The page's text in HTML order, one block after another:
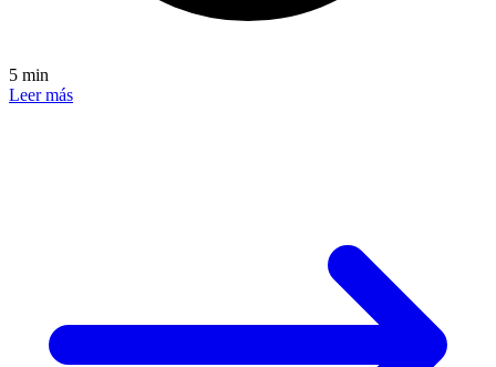
5 min
Leer más